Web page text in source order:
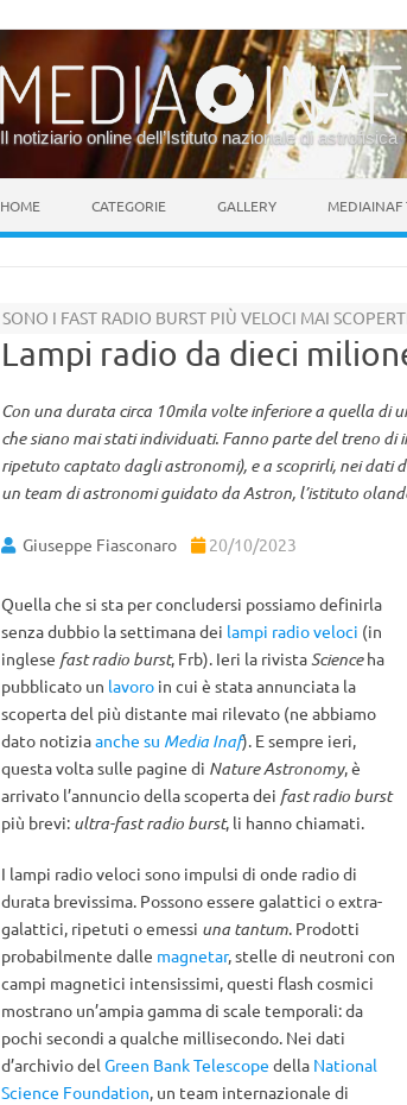
Il notiziario online dell’Istituto nazionale di astrofisica
HOME CATEGORIE GALLERY MEDIAINAF
SONO I FAST RADIO BURST PIÙ VELOCI MAI
Lampi radio da dieci
Con una durata circa 10mila volte inferiore a quella di
che siano mai stati individuati. Fanno parte del treno
ripetuto captato dagli astronomi), e a scoprirli, nei dati
un team di astronomi guidato da Astron, l’istituto
Giuseppe Fiasconaro 20/10/2023
Quella che si sta per concludersi possiamo definirla
senza dubbio la settimana dei lampi radio veloci (in
inglese fast radio burst, Frb). Ieri la rivistaScienceha
pubblicato un lavoroin cui è stata annunciata la
scoperta del più distante mai rilevato (ne abbiamo
dato notiziaanche su Media Inaf). E sempre ieri,
questa volta sulle pagine di Nature Astronomy, è
arrivato l’annuncio della scoperta dei fast radio burst
più brevi: ultra-fast radio burst, li hanno chiamati.
I lampi radio veloci sono impulsi di onde radio di
durata brevissima. Possono essere galattici o extra-
galattici, ripetuti o emessi una tantum. Prodotti
probabilmente dalle magnetar, stelle di neutroni con
campi magnetici intensissimi, questi flash cosmici
mostrano un’ampia gamma di scale temporali: da
pochi secondi a qualche millisecondo. Nei dati
d’archivio del Green Bank Telescope della National
Science Foundation, un team internazionale di